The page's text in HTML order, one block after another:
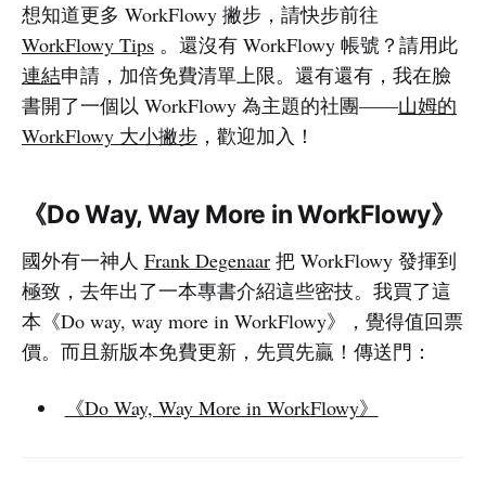
想知道更多 WorkFlowy 撇步，請快步前往
WorkFlowy Tips 。還沒有 WorkFlowy 帳號？請用此
連結申請，加倍免費清單上限。還有還有，我在臉
書開了一個以 WorkFlowy 為主題的社團——山姆的
WorkFlowy 大小撇步 ，歡迎加入！
《Do Way, Way More in WorkFlowy》
國外有一神人 Frank Degenaar 把 WorkFlowy 發揮到
極致，去年出了一本專書介紹這些密技。我買了這
本《Do way, way more in WorkFlowy》，覺得值回票
價。而且新版本免費更新，先買先贏！傳送門：
《Do Way, Way More in WorkFlowy》